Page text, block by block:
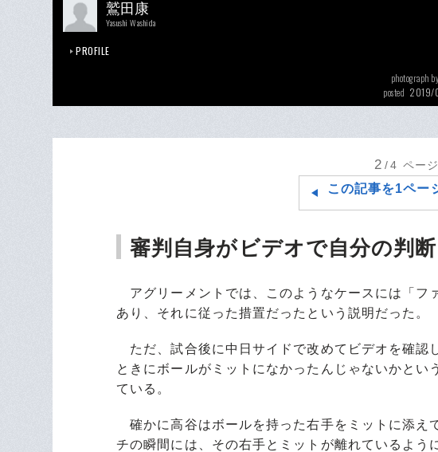
鷲田康
Yasushi Washida
PROFILE
photograph by
posted 2019/
2 /4 ペー
この記事を1ペー
審判自身がビデオで自分の判
アグリーメントでは、このようなケースには「フ
あり、それに従った措置だったという説明だった。
ただ、試合後に中日サイドで改めてビデオを確認
ときにボールがミットになかったんじゃないかと
ている。
確かに高谷はボールを持った右手をミットに添え
チの瞬間には、その右手とミットが離れているよう